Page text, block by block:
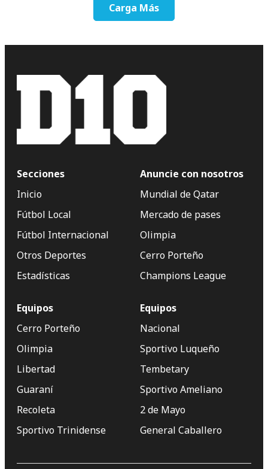
Carga Más
Secciones
Inicio
Fútbol Local
Fútbol Internacional
Otros Deportes
Estadísticas
Anuncie con nosotros
Mundial de Qatar
Mercado de pases
Olimpia
Cerro Porteño
Champions League
Equipos
Cerro Porteño
Olimpia
Libertad
Guaraní
Recoleta
Sportivo Trinidense
Equipos
Nacional
Sportivo Luqueño
Tembetary
Sportivo Ameliano
2 de Mayo
General Caballero